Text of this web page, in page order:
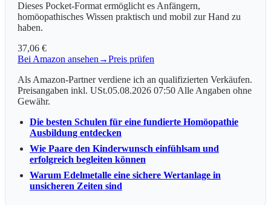
Dieses Pocket-Format ermöglicht es Anfängern,
homöopathisches Wissen praktisch und mobil zur Hand zu
haben.
37,06 €
Bei Amazon ansehen →Preis prüfen
Als Amazon-Partner verdiene ich an qualifizierten Verkäufen.
Preisangaben inkl. USt.05.08.2026 07:50 Alle Angaben ohne
Gewähr.
Die besten Schulen für eine fundierte Homöopathie
Ausbildung entdecken
Wie Paare den Kinderwunsch einfühlsam und
erfolgreich begleiten können
Warum Edelmetalle eine sichere Wertanlage in
unsicheren Zeiten sind